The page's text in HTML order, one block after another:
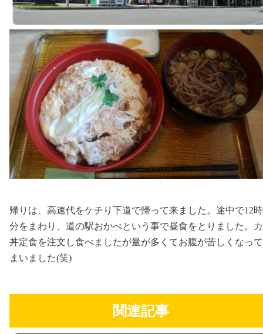
帰りは、高速代をケチり下道で帰って来ました。途中で12
分をまわり、道の駅おかべという事で昼食をとりました。
丼定食を注文し食べましたが量が多くてお腹が苦しくなっ
まいました(笑)
関連記事